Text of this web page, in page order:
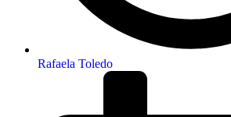
Rafaela Toledo